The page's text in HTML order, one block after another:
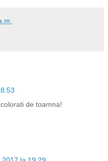
de toamna!